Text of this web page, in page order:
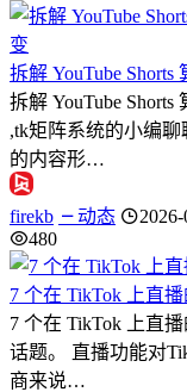
拆解 YouTube
拆解 YouTube
,tk矩阵系统的小编
的内容形…
firekb 动态
480
7 个在 TikTok 上直
7 个在 TikTok 上直
话题。 直播功能对
商来说…